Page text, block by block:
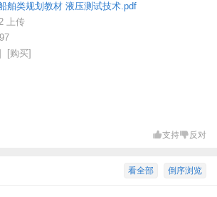
舶类规划教材 液压测试技术.pdf
上传
[购买]
支持 反对
倒序浏览
看全部